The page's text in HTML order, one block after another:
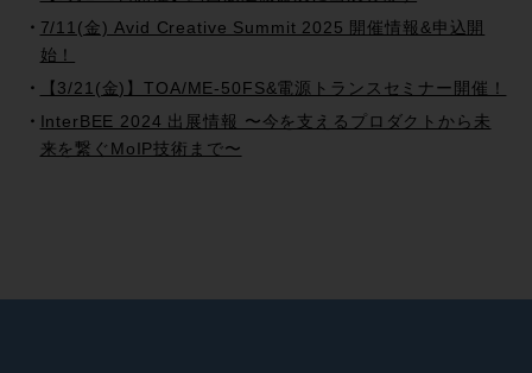
7/11(金) Avid Creative Summit 2025 開催情報&申込開
始！
【3/21(金)】TOA/ME-50FS&電源トランスセミナー開催！
InterBEE 2024 出展情報 〜今を支えるプロダクトから未
来を繋ぐMoIP技術まで〜